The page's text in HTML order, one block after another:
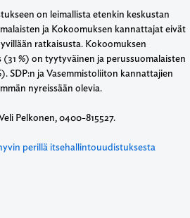
on leimallista etenkin keskustan
ja Kokoomuksen kannattajat eivät
ratkaisusta. Kokoomuksen
%) on tyytyväinen ja perussuomalaisten
SDP:n ja Vasemmistoliiton kannattajien
nyreissään olevia.
Pelkonen, 0400-815527.
perillä itsehallintouudistuksesta